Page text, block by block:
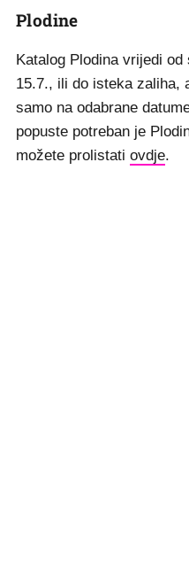
Plodine
Katalog Plodina vrijedi
15.7., ili do isteka zaliha,
samo na odabrane
popuste potreban je
možete prolistati ovdje.